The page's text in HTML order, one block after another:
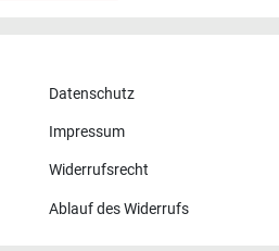
Datenschutz
Impressum
Widerrufsrecht
Ablauf des Widerrufs